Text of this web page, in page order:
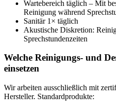
Wartebereich täglich – Mit
Reinigung während
Sanitär 1× täglich
Akustische Diskretion:
Sprechstundenzeiten
Welche Reinigungs- und
einsetzen
Wir arbeiten ausschließlich mit
Hersteller. Standardprodukte: